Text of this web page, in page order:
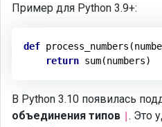
Пример для Python 3.9+:
def process_numbers
return
В Python 3.10 появилась
объединения типов | . Это